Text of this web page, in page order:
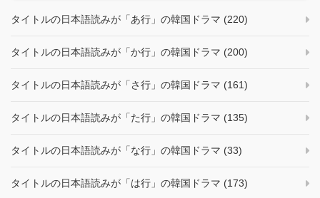
タイトルの日本語読みが「あ行」の韓国ドラマ (220)
タイトルの日本語読みが「か行」の韓国ドラマ (200)
タイトルの日本語読みが「さ行」の韓国ドラマ (161)
タイトルの日本語読みが「た行」の韓国ドラマ (135)
タイトルの日本語読みが「な行」の韓国ドラマ (33)
タイトルの日本語読みが「は行」の韓国ドラマ (173)